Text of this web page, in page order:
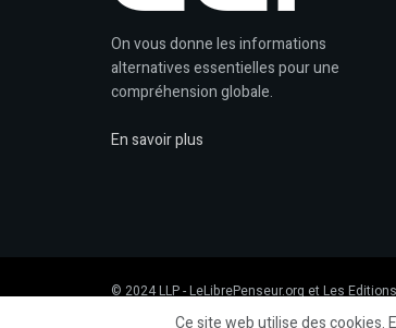
On vous donne les informations
alternatives essentielles pour une
compréhension globale.
En savoir plus
© 2024LLP- LeLibrePenseur.org et Les
Ce site web utilise des cookies.